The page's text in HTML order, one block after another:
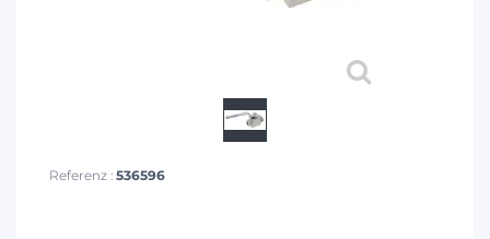
Referenz : 536596